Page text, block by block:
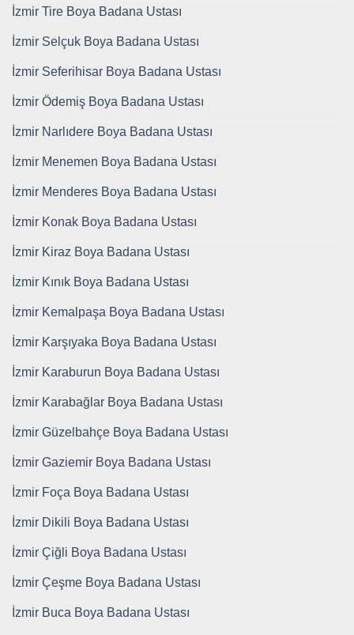
İzmir Tire Boya Badana Ustası
İzmir Selçuk Boya Badana Ustası
İzmir Seferihisar Boya Badana Ustası
İzmir Ödemiş Boya Badana Ustası
İzmir Narlıdere Boya Badana Ustası
İzmir Menemen Boya Badana Ustası
İzmir Menderes Boya Badana Ustası
İzmir Konak Boya Badana Ustası
İzmir Kiraz Boya Badana Ustası
İzmir Kınık Boya Badana Ustası
İzmir Kemalpaşa Boya Badana Ustası
İzmir Karşıyaka Boya Badana Ustası
İzmir Karaburun Boya Badana Ustası
İzmir Karabağlar Boya Badana Ustası
İzmir Güzelbahçe Boya Badana Ustası
İzmir Gaziemir Boya Badana Ustası
İzmir Foça Boya Badana Ustası
İzmir Dikili Boya Badana Ustası
İzmir Çiğli Boya Badana Ustası
İzmir Çeşme Boya Badana Ustası
İzmir Buca Boya Badana Ustası